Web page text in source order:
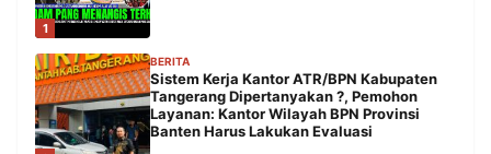
1
BERITA
Sistem Kerja Kantor ATR/BPN Kabupaten
Tangerang Dipertanyakan ?, Pemohon
Layanan: Kantor Wilayah BPN Provinsi
Banten Harus Lakukan Evaluasi